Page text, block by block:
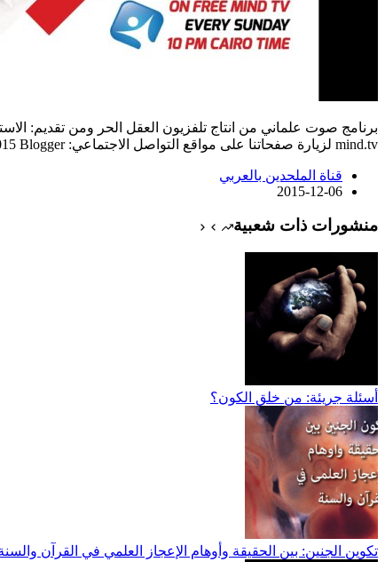
برنامج صوت علماني من انتاج تلفزيون العقل الحر ومن تقديم:
mind.tv لزيارة صفحاتنا على مواقع التواصل الاجتماعي: Facebook Twitter / freemind2015 Blogger…
قناة الملحدين بالعربي
2015-12-06
منشورات ذات شعبية
أسئلة جريئة: من خلق الكون؟
تكوين الجنين: بين الحقيقة وأوهام الإعجاز العلمي في القرآن